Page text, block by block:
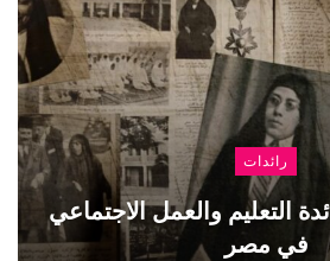
رائدات
التعليم والعمل الاجتماعي
في مصر